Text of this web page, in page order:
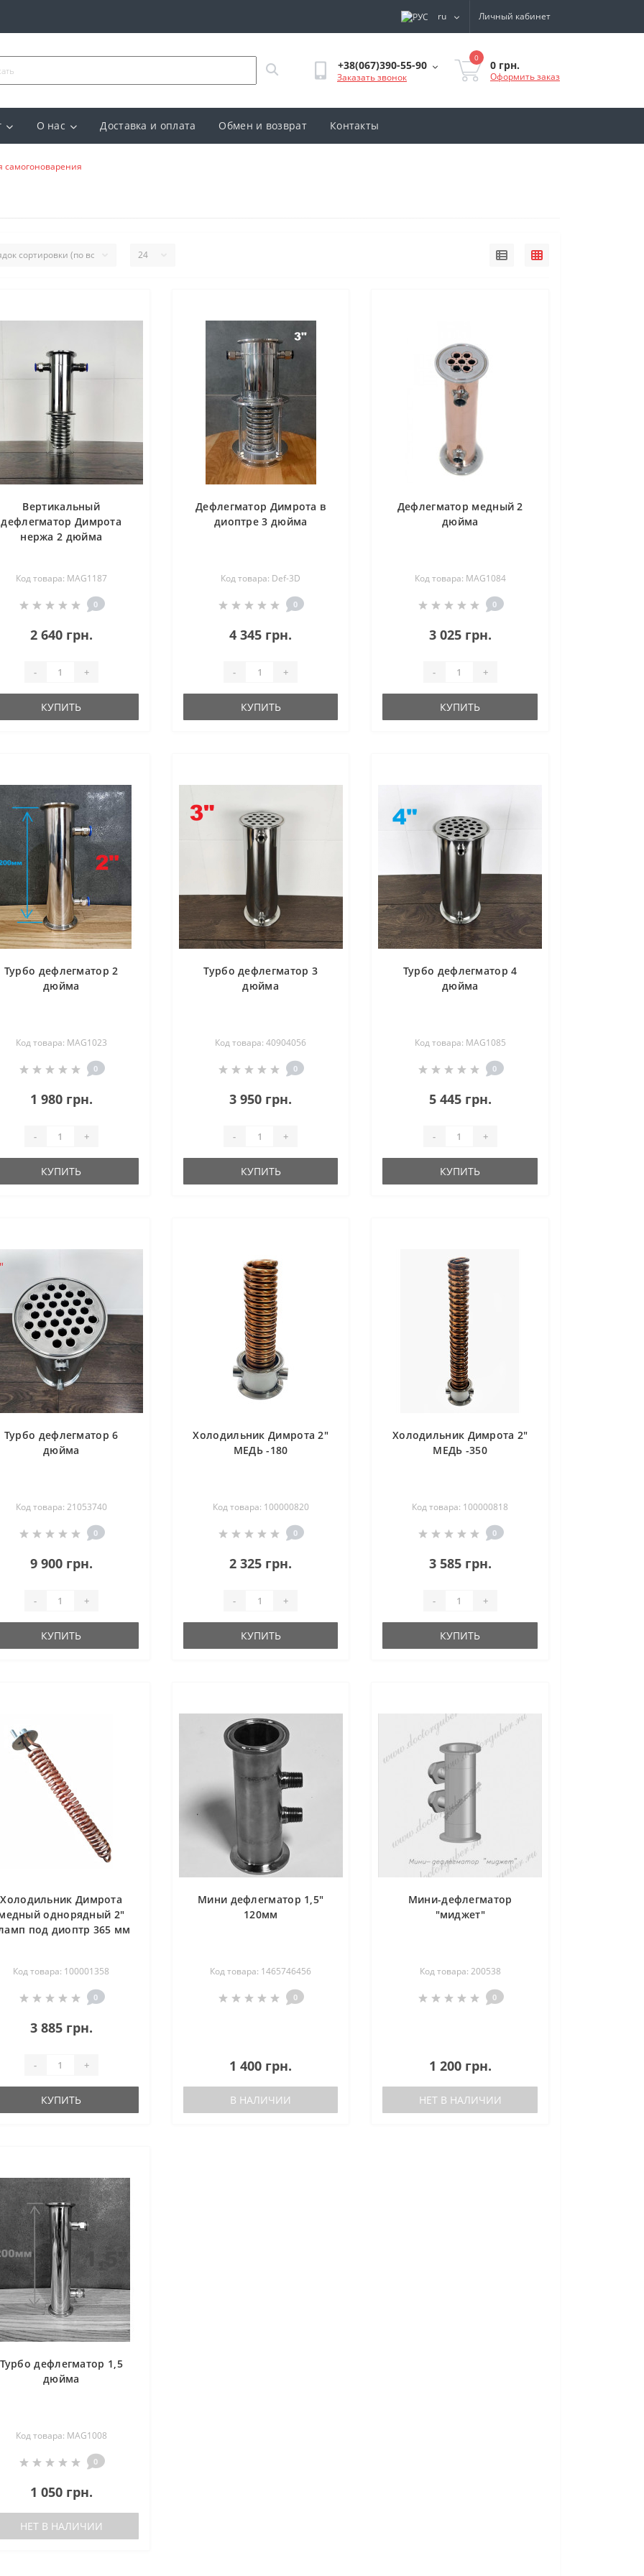
ru Личный кабинет
+38(067)390-55-90
Заказать звонок
0
0 грн.
Оформить заказ
О нас Доставка и оплата Обмен и возврат Контакты
самогоноварения
Вертикальный
дефлегматор Димрота
нержа 2 дюйма
Код товара: MAG1187
0
2 640 грн.
- +
КУПИТЬ
Дефлегматор Димрота в
диоптре 3 дюйма
Код товара: Def-3D
0
4 345 грн.
- +
КУПИТЬ
Дефлегматор медный 2
дюйма
Код товара: MAG1084
0
3 025 грн.
- +
КУПИТЬ
Турбо дефлегматор 2
дюйма
Код товара: MAG1023
0
1 980 грн.
- +
КУПИТЬ
Турбо дефлегматор 3
дюйма
Код товара: 40904056
0
3 950 грн.
- +
КУПИТЬ
Турбо дефлегматор 4
дюйма
Код товара: MAG1085
0
5 445 грн.
- +
КУПИТЬ
Турбо дефлегматор 6
дюйма
Код товара: 21053740
0
9 900 грн.
- +
КУПИТЬ
Холодильник Димрота 2"
МЕДЬ -180
Код товара: 100000820
0
2 325 грн.
- +
КУПИТЬ
Холодильник Димрота 2"
МЕДЬ -350
Код товара: 100000818
0
3 585 грн.
- +
КУПИТЬ
Холодильник Димрота
однорядный 2"
под диоптр 365 мм
Код товара: 100001358
0
3 885 грн.
- +
КУПИТЬ
Мини дефлегматор 1,5"
120мм
Код товара: 1465746456
0
1 400 грн.
В НАЛИЧИИ
Мини-дефлегматор
"миджет"
Код товара: 200538
0
1 200 грн.
НЕТ В НАЛИЧИИ
Турбо дефлегматор 1,5
дюйма
Код товара: MAG1008
0
1 050 грн.
НЕТ В НАЛИЧИИ